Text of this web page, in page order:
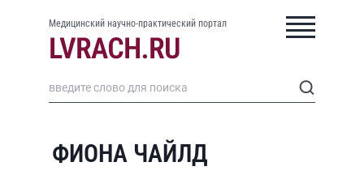
Медицинский научно-практический портал
ФИОНА ЧАЙЛД